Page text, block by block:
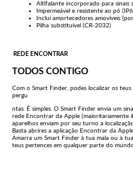
Altifalante incorporado para sinais
Impermeável e resistente ao pó
Inclui amortecedores amovíveis
Pilha substituível (CR-2032)
REDE ENCONTRAR
TODOS CONTIGO
Com o Smart Finder, podes localizar os
pergu
ntas. É simples. O Smart Finder envia um
rede Encontrar da Apple (maioritariamente
aparelhos enviam por seu turno a
Basta abrires a aplicação Encontrar da
Amarra um Smart Finder à tua mala ou à
teus pertences em qualquer parte do